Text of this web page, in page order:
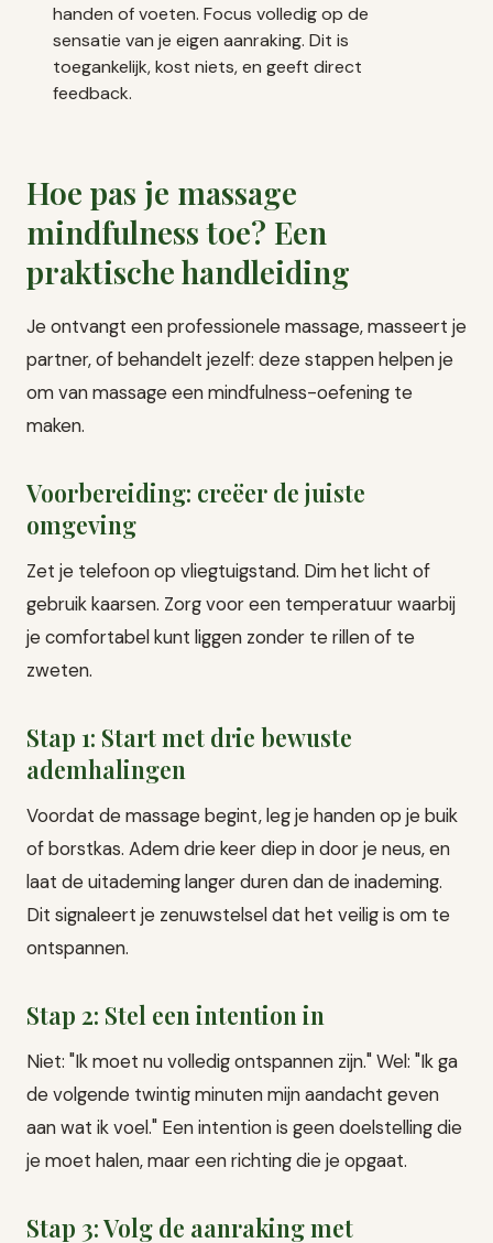
handen of voeten. Focus volledig op de
sensatie van je eigen aanraking. Dit is
toegankelijk, kost niets, en geeft direct
feedback.
Hoe pas je massage
mindfulness toe? Een
praktische handleiding
Je ontvangt een professionele massage, masseert je
partner, of behandelt jezelf: deze stappen helpen je
om van massage een mindfulness-oefening te
maken.
Voorbereiding: creëer de juiste
omgeving
Zet je telefoon op vliegtuigstand. Dim het licht of
gebruik kaarsen. Zorg voor een temperatuur waarbij
je comfortabel kunt liggen zonder te rillen of te
zweten.
Stap 1: Start met drie bewuste
ademhalingen
Voordat de massage begint, leg je handen op je buik
of borstkas. Adem drie keer diep in door je neus, en
laat de uitademing langer duren dan de inademing.
Dit signaleert je zenuwstelsel dat het veilig is om te
ontspannen.
Stap 2: Stel een intention in
Niet: "Ik moet nu volledig ontspannen zijn." Wel: "Ik ga
de volgende twintig minuten mijn aandacht geven
aan wat ik voel." Een intention is geen doelstelling die
je moet halen, maar een richting die je opgaat.
Stap 3: Volg de aanraking met